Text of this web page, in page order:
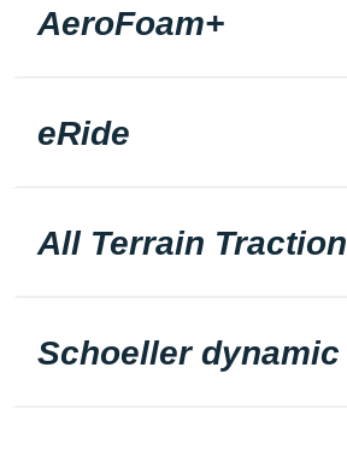
AeroFoam+
eRide
All Terrain Traction
Schoeller dynamic